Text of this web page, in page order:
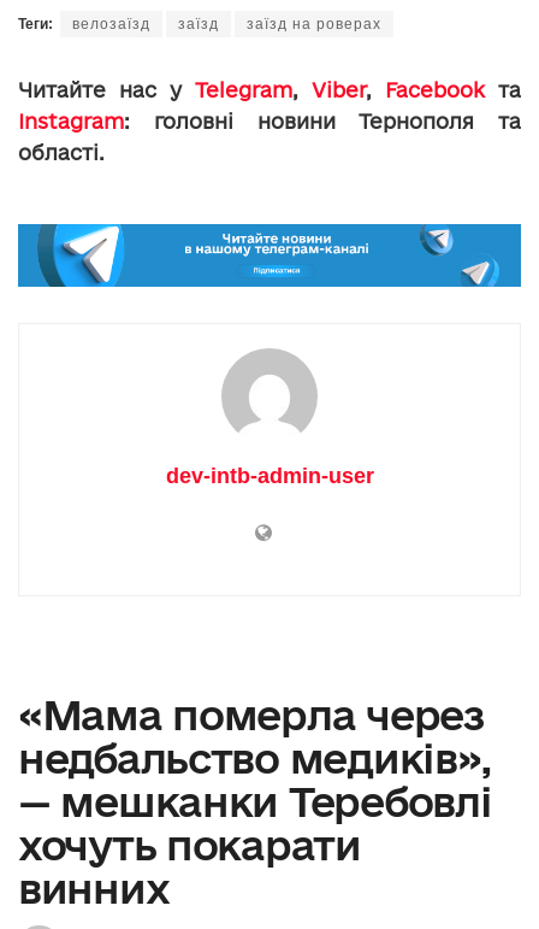
Теги: велозаїзд заїзд заїзд на роверах
Читайте нас у Telegram, Viber, Facebookта
Instagram: головні новини Тернополя та
області.
dev-intb-admin-user
«Мама померла через
недбальство медиків»,
— мешканки Теребовлі
хочуть покарати
винних